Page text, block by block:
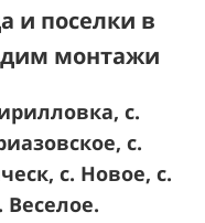
и поселки в
монтажи
с.
с.
с. Новое, с.